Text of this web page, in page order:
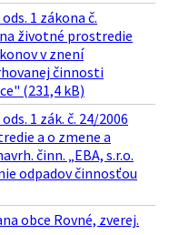
1 zákona č.
životné prostredie
v znení
činnosti
(231,4 kB)
1 zák. č. 24/2006
a o zmene a
činn. „EBA, s.r.o.
odpadov činnosťou
obce Rovné, zverej.